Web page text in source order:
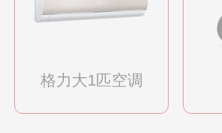
格力大1匹空调